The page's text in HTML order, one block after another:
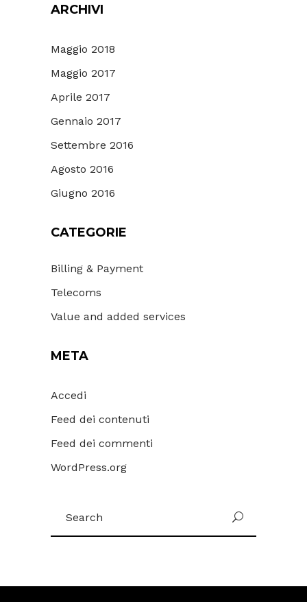
ARCHIVI
Maggio 2018
Maggio 2017
Aprile 2017
Gennaio 2017
Settembre 2016
Agosto 2016
Giugno 2016
CATEGORIE
Billing & Payment
Telecoms
Value and added services
META
Accedi
Feed dei contenuti
Feed dei commenti
WordPress.org
for: